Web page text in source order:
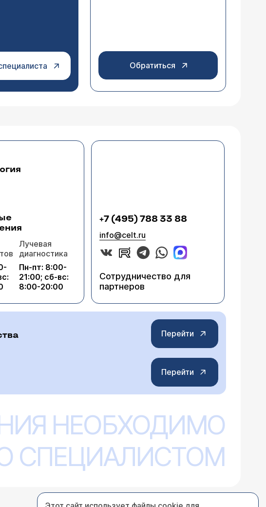
Обратиться
Лучевая
диагностика
Пн-пт: 8:00-
21:00; сб-вс:
8:00-20:00
+7 (495) 788 33 88
info@celt.ru
Сотрудничество для
партнеров
Перейти
Перейти
НЕОБХОДИМО
СПЕЦИАЛИСТОМ